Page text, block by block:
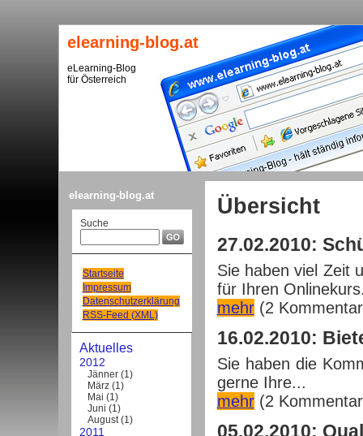
elearning-blog.at
eLearning-Blog
für Österreich
elearning-blog.at
Suche
Startseite
Impressum
Datenschutzerklärung
RSS-Feed (XML)
Aktuelles
2012
Jänner (1)
März (1)
Mai (1)
Juni (1)
August(1)
2011
Übersicht
27.02.2010:
Sie haben viel Zeit
für Ihren
mehr(2
16.02.2010:
Sie haben die
gerne Ihre...
mehr(2
05.02.2010: